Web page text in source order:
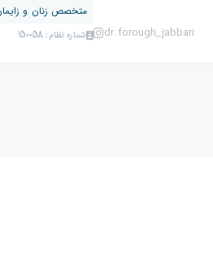
متخصص زنان و
شماره نظام: 150058 dr.forough_jabbari